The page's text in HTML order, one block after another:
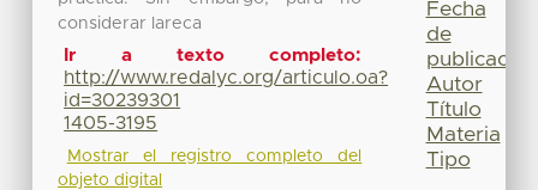
considerar lareca
Ir a texto completo:
http://www.redalyc.org/articulo.oa?
id=30239301
1405-3195
Mostrar el registro completo del
objeto digital
Fecha
de
publicación
Autor
Título
Materia
Tipo